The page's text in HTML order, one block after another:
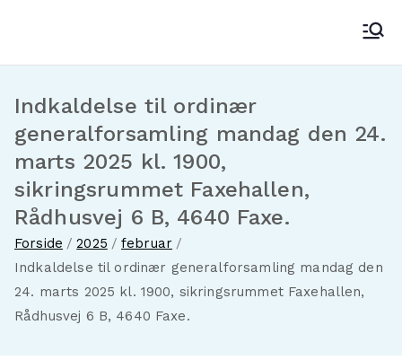
Indkaldelse til ordinær
generalforsamling mandag den 24.
marts 2025 kl. 1900,
sikringsrummet Faxehallen,
Rådhusvej 6 B, 4640 Faxe.
Forside 2025
februar
Indkaldelse til ordinær generalforsamling mandag den
24. marts 2025 kl. 1900, sikringsrummet Faxehallen,
Rådhusvej 6 B, 4640 Faxe.